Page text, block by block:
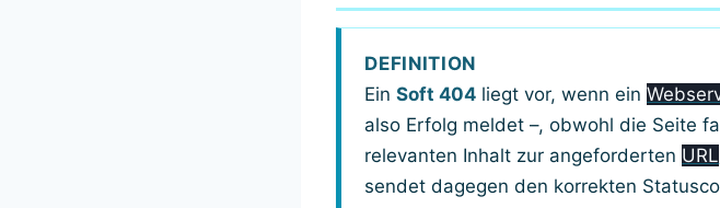
DEFINITION
EinSoft 404 liegt vor, wenn ein
also Erfolg meldet –, obwohl die Seite
relevanten Inhalt zur angeforderten URL
sendet dagegen den korrekten